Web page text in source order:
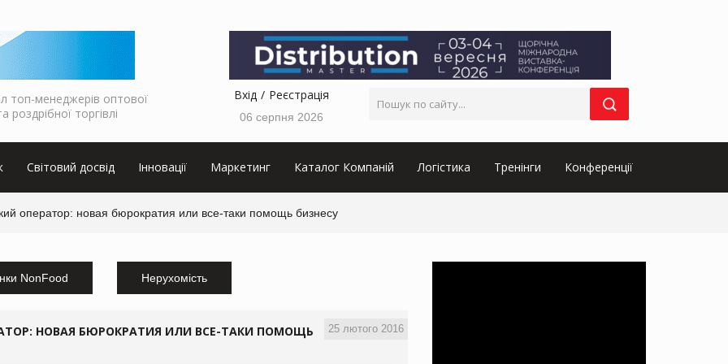
топ-менеджерів оптової
роздрібної торгівлі
Вхід Реєстрація
06 серпня 2026
Світовий досвід Інновації Маркетинг Каталог Компаній Логістика Тренінги Конференції
оператор: новая бюрократия или все-таки помощь бизнесу
NonFood Нерухомість
25 лютого 2016
НОВАЯ БЮРОКРАТИЯ ИЛИ ВСЕ-ТАКИ ПОМОЩЬ